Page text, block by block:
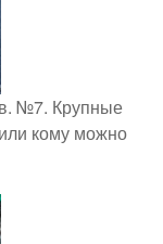
№7. Крупные
кому можно